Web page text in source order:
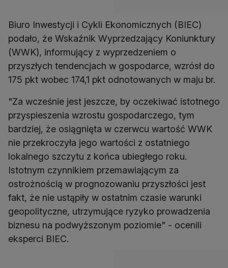
Biuro Inwestycji i Cykli Ekonomicznych (BIEC)
podało, że Wskaźnik Wyprzedzający Koniunktury
(WWK), informujący z wyprzedzeniem o
przyszłych tendencjach w gospodarce, wzrósł do
175 pkt wobec 174,1 pkt odnotowanych w maju br.
"Za wcześnie jest jeszcze, by oczekiwać istotnego
przyspieszenia wzrostu gospodarczego, tym
bardziej, że osiągnięta w czerwcu wartość WWK
nie przekroczyła jego wartości z ostatniego
lokalnego szczytu z końca ubiegłego roku.
Istotnym czynnikiem przemawiającym za
ostrożnością w prognozowaniu przyszłości jest
fakt, że nie ustąpiły w ostatnim czasie warunki
geopolityczne, utrzymujące ryzyko prowadzenia
biznesu na podwyższonym poziomie" - ocenili
eksperci BIEC.